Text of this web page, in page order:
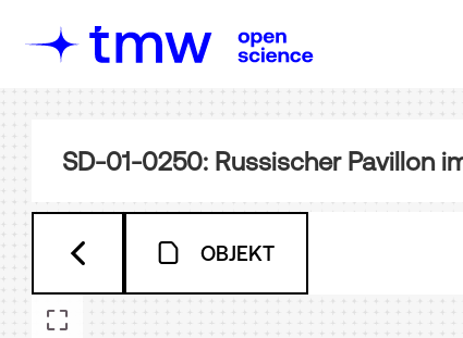
SD-01-0250: Russischer Pavillon
OBJEKT